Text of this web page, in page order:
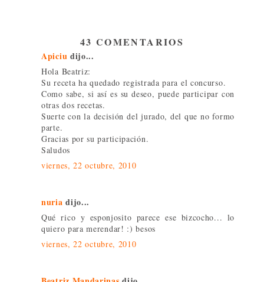
43 COMENTARIOS
Apiciu dijo...
Hola Beatriz:
Su receta ha quedado registrada para el concurso.
Como sabe, si así es su deseo, puede participar con
otras dos recetas.
Suerte con la decisión del jurado, del que no formo
parte.
Gracias por su participación.
Saludos
viernes, 22 octubre, 2010
nuria dijo...
Qué rico y esponjosito parece ese bizcocho... lo
quiero para merendar! :) besos
viernes, 22 octubre, 2010